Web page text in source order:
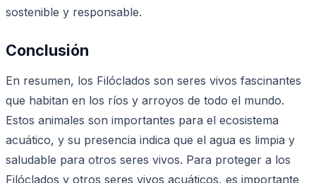
sostenible y responsable.
Conclusión
En resumen, los Filóclados son seres vivos fascinantes
que habitan en los ríos y arroyos de todo el mundo.
Estos animales son importantes para el ecosistema
acuático, y su presencia indica que el agua es limpia y
saludable para otros seres vivos. Para proteger a los
Filóclados y otros seres vivos acuáticos, es importante